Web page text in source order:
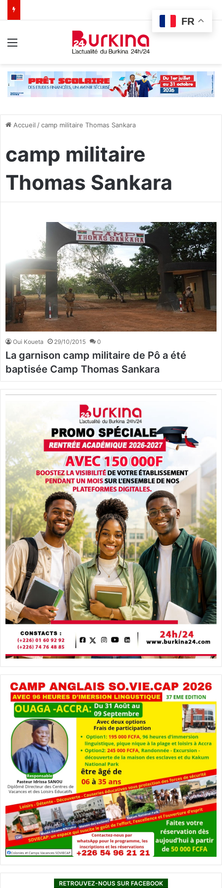
Accueil /camp militaire Thomas Sankara
camp militaire
Thomas Sankara
Oui Koueta 29/10/2015 0
La garnison camp militaire de Pô a été
baptisée Camp Thomas Sankara
RETROUVEZ-NOUS SUR FACEBOOK
FR